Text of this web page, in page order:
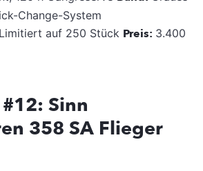
Change-System
Limitiert auf 250 Stück Preis: 3.400
Sinn
358 SA Flieger